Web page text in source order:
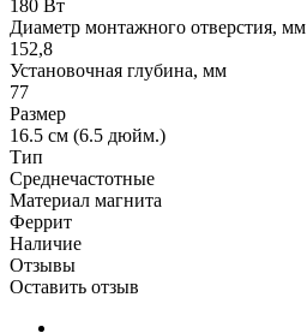
180 Вт
Диаметр монтажного отверстия, мм
152,8
Установочная глубина, мм
77
Размер
16.5 см (6.5 дюйм.)
Тип
Среднечастотные
Материал магнита
Феррит
Наличие
Отзывы
Оставить отзыв